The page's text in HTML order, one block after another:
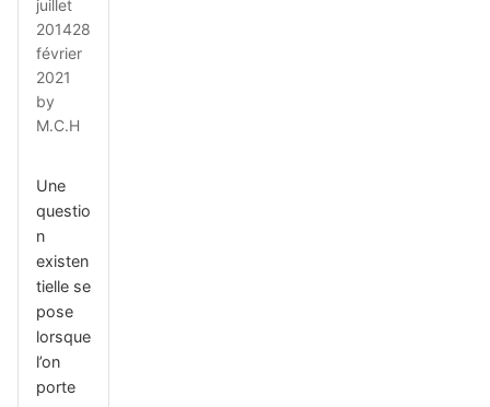
juillet
201428
février
2021
by
M.C.H
Une
questio
n
existen
tielle se
pose
lorsque
l’on
porte